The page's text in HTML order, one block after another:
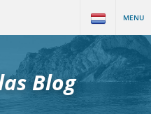
MENU
Blog